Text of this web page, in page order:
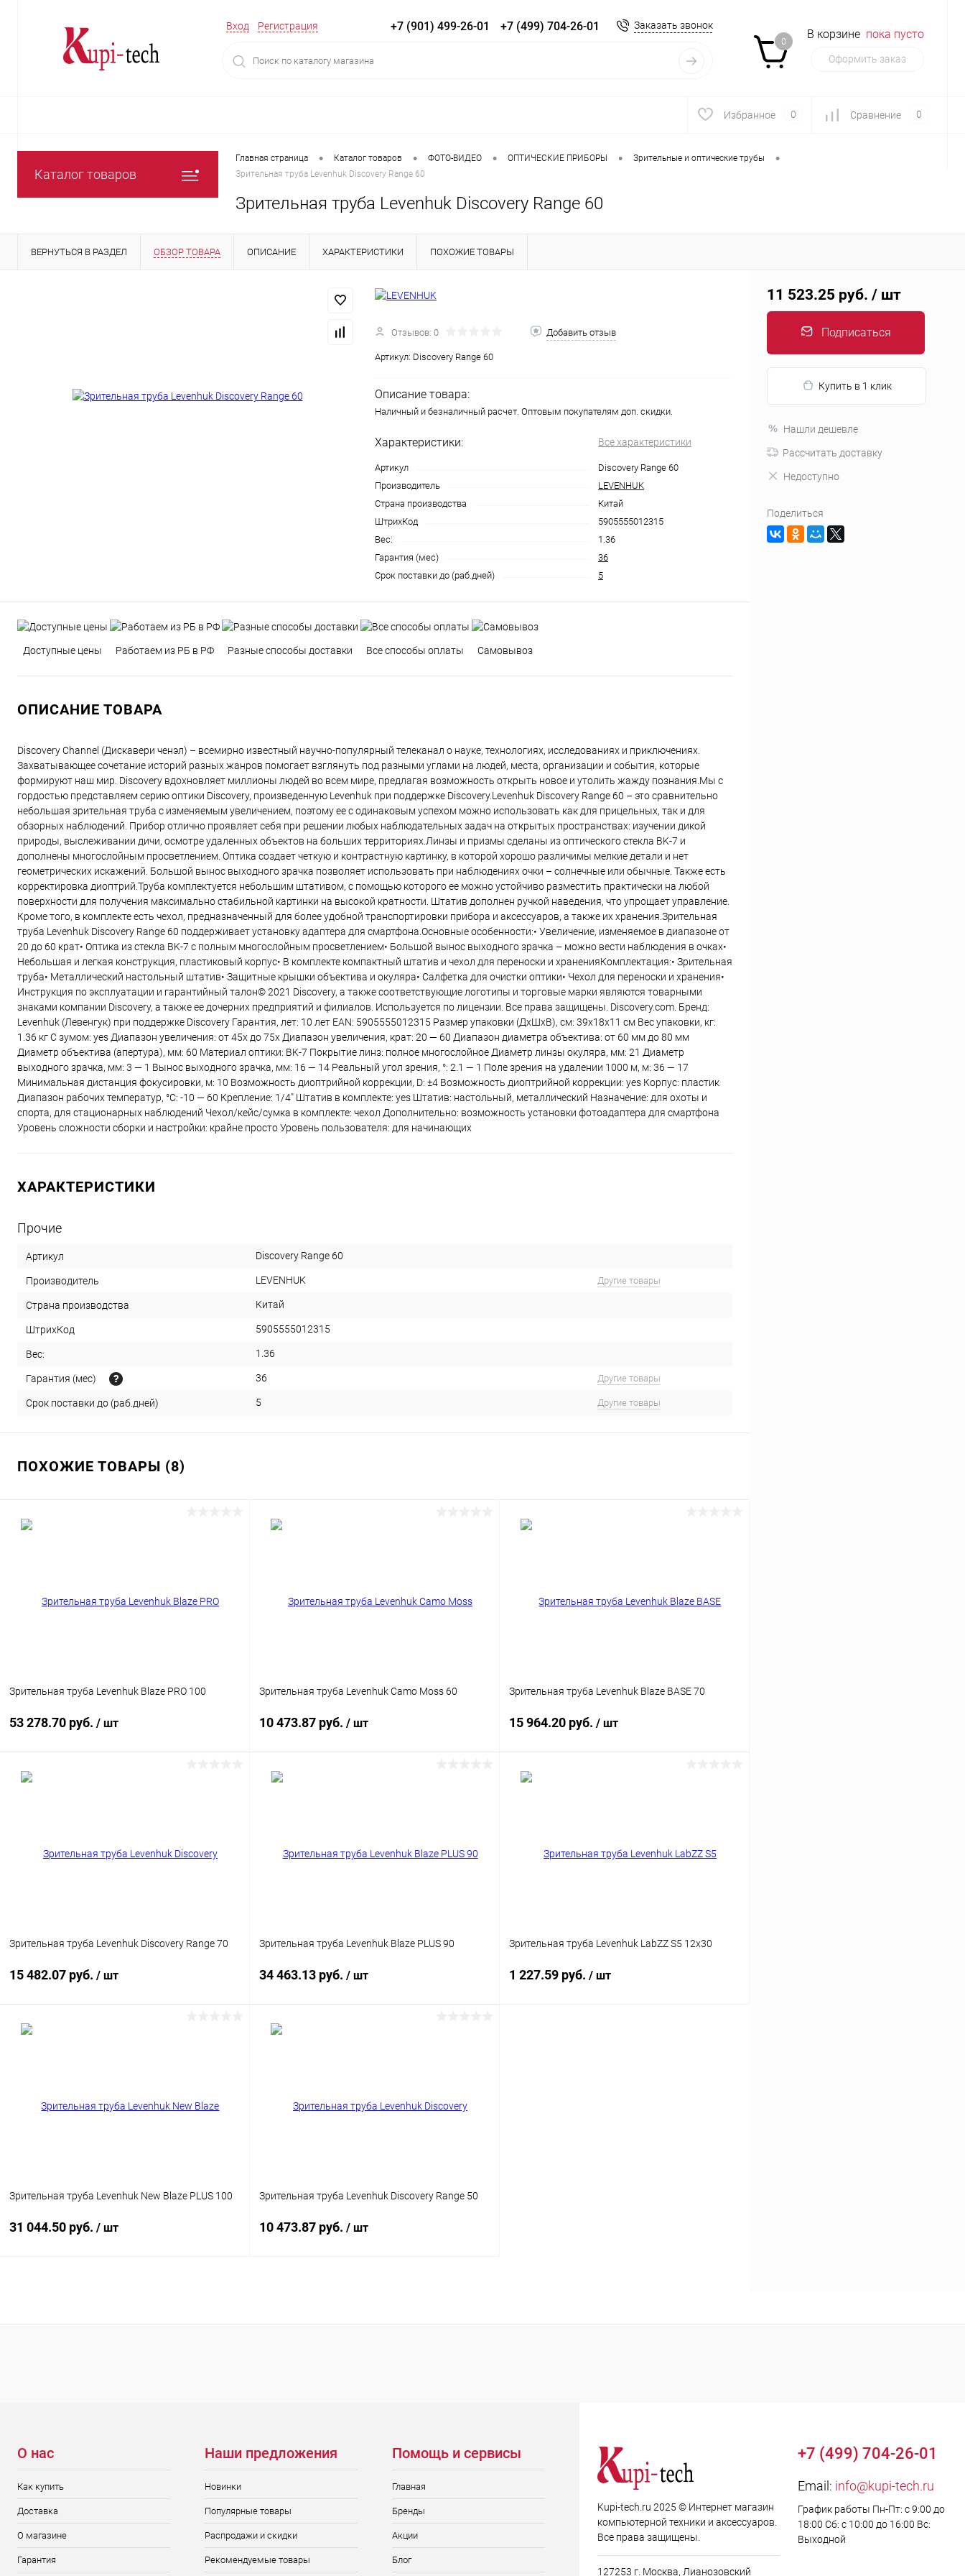
Вход Регистрация +7 (901) 499-26-01 +7 (499) 704-26-01 Заказать звонок
0
В корзине пока пусто
Оформить заказ
Избранное 0 Сравнение 0
Каталог товаров
Главная страница • Каталог товаров • ФОТО-ВИДЕО • ОПТИЧЕСКИЕ ПРИБОРЫ • Зрительные и оптические трубы •
Зрительная труба Levenhuk Discovery Range 60
Зрительная труба Levenhuk Discovery Range 60
ВЕРНУТЬСЯ В РАЗДЕЛ ОБЗОР ТОВАРА ОПИСАНИЕ ХАРАКТЕРИСТИКИ ПОХОЖИЕ ТОВАРЫ
Отзывов: 0 Добавить отзыв
Артикул: Discovery Range 60
Описание товара:
Наличный и безналичный расчет. Оптовым покупателям доп. скидки.
Характеристики: Все характеристики
Артикул
Discovery Range 60
Производитель
LEVENHUK
Страна производства
Китай
ШтрихКод
5905555012315
Вес:
1.36
Гарантия (мес)
36
Срок поставки до (раб.дней)
5
Доступные цены Работаем из РБ в РФ Разные способы доставки Все способы оплаты Самовывоз
ОПИСАНИЕ ТОВАРА
Discovery Channel (Дискавери ченэл) – всемирно известный научно-популярный телеканал о науке, технологиях, исследованиях и приключениях.
Захватывающее сочетание историй разных жанров помогает взглянуть под разными углами на людей, места, организации и события, которые
формируют наш мир. Discovery вдохновляет миллионы людей во всем мире, предлагая возможность открыть новое и утолить жажду познания.Мы с
гордостью представляем серию оптики Discovery, произведенную Levenhuk при поддержке Discovery.Levenhuk Discovery Range 60 – это сравнительно
небольшая зрительная труба с изменяемым увеличением, поэтому ее с одинаковым успехом можно использовать как для прицельных, так и для
обзорных наблюдений. Прибор отлично проявляет себя при решении любых наблюдательных задач на открытых пространствах: изучении дикой
природы, выслеживании дичи, осмотре удаленных объектов на больших территориях.Линзы и призмы сделаны из оптического стекла BK-7 и
дополнены многослойным просветлением. Оптика создает четкую и контрастную картинку, в которой хорошо различимы мелкие детали и нет
геометрических искажений. Большой вынос выходного зрачка позволяет использовать при наблюдениях очки – солнечные или обычные. Также есть
корректировка диоптрий.Труба комплектуется небольшим штативом, с помощью которого ее можно устойчиво разместить практически на любой
поверхности для получения максимально стабильной картинки на высокой кратности. Штатив дополнен ручкой наведения, что упрощает управление.
Кроме того, в комплекте есть чехол, предназначенный для более удобной транспортировки прибора и аксессуаров, а также их хранения.Зрительная
труба Levenhuk Discovery Range 60 поддерживает установку адаптера для смартфона.Основные особенности:• Увеличение, изменяемое в диапазоне от
20 до 60 крат• Оптика из стекла BK-7 с полным многослойным просветлением• Большой вынос выходного зрачка – можно вести наблюдения в очках•
Небольшая и легкая конструкция, пластиковый корпус• В комплекте компактный штатив и чехол для переноски и храненияКомплектация:• Зрительная
труба• Металлический настольный штатив• Защитные крышки объектива и окуляра• Салфетка для очистки оптики• Чехол для переноски и хранения•
Инструкция по эксплуатации и гарантийный талон© 2021 Discovery, а также соответствующие логотипы и торговые марки являются товарными
знаками компании Discovery, а также ее дочерних предприятий и филиалов. Используется по лицензии. Все права защищены. Discovery.com. Бренд:
Levenhuk (Левенгук) при поддержке Discovery Гарантия, лет: 10 лет EAN: 5905555012315 Размер упаковки (ДxШxВ), см: 39x18x11 см Вес упаковки, кг:
1.36 кг С зумом: yes Диапазон увеличения: от 45x до 75x Диапазон увеличения, крат: 20 — 60 Диапазон диаметра объектива: от 60 мм до 80 мм
Диаметр объектива (апертура), мм: 60 Материал оптики: BK-7 Покрытие линз: полное многослойное Диаметр линзы окуляра, мм: 21 Диаметр
выходного зрачка, мм: 3 — 1 Вынос выходного зрачка, мм: 16 — 14 Реальный угол зрения, °: 2.1 — 1 Поле зрения на удалении 1000 м, м: 36 — 17
Минимальная дистанция фокусировки, м: 10 Возможность диоптрийной коррекции, D: ±4 Возможность диоптрийной коррекции: yes Корпус: пластик
Диапазон рабочих температур, °С: -10 — 60 Крепление: 1/4" Штатив в комплекте: yes Штатив: настольный, металлический Назначение: для охоты и
спорта, для стационарных наблюдений Чехол/кейс/сумка в комплекте: чехол Дополнительно: возможность установки фотоадаптера для смартфона
Уровень сложности сборки и настройки: крайне просто Уровень пользователя: для начинающих
ХАРАКТЕРИСТИКИ
Прочие
Артикул Discovery Range 60
Производитель LEVENHUK Другие товары
Страна производства Китай
ШтрихКод 5905555012315
Вес: 1.36
Гарантия (мес) 36 Другие товары
Срок поставки до (раб.дней) 5 Другие товары
ПОХОЖИЕ ТОВАРЫ (8)
Зрительная труба Levenhuk Blaze PRO 100
53 278.70 руб. / шт
Зрительная труба Levenhuk Camo Moss 60
10 473.87 руб. / шт
Зрительная труба Levenhuk Blaze BASE 70
15 964.20 руб. / шт
Зрительная труба Levenhuk Discovery Range 70
15 482.07 руб. / шт
Зрительная труба Levenhuk Blaze PLUS 90
34 463.13 руб. / шт
Зрительная труба Levenhuk LabZZ S5 12x30
1 227.59 руб. / шт
Зрительная труба Levenhuk New Blaze PLUS 100
31 044.50 руб. / шт
Купить в 1 клик Сравнение
Зрительная труба Levenhuk Discovery Range 50
10 473.87 руб. / шт
Купить в 1 клик Сравнение
11 523.25 руб. / шт
Подписаться
Купить в 1 клик
Нашли дешевле
Рассчитать доставку
Недоступно
Поделиться
О нас
Как купить
Доставка
О магазине
Гарантия
Наши предложения
Новинки
Популярные товары
Распродажи и скидки
Рекомендуемые товары
Помощь и сервисы
Главная
Бренды
Акции
Блог
Kupi-tech.ru 2025 © Интернет магазин
компьютерной техники и аксессуаров.
Все права защищены.
127253 г. Москва, Лианозовский
+7 (499) 704-26-01
Email: info@kupi-tech.ru
График работы Пн-Пт: с 9:00 до
18:00 Сб: с 10:00 до 16:00 Вс:
Выходной